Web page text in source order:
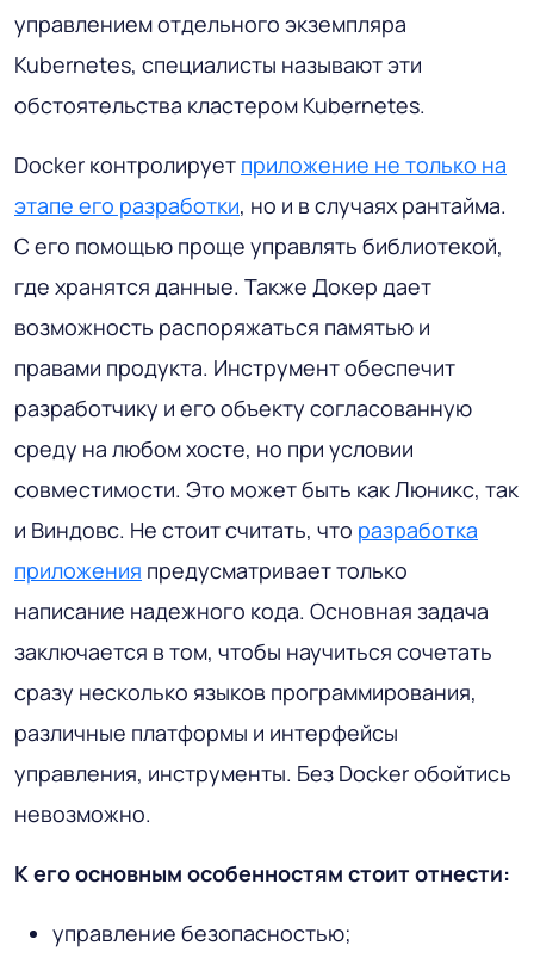
управлением отдельного экземпляра
Kubernetes, специалисты называют эти
обстоятельства кластером Kubernetes.
Docker контролирует приложение не только на
этапе его разработки, но и в случаях рантайма.
С его помощью проще управлять библиотекой,
где хранятся данные. Также Докер дает
возможность распоряжаться памятью и
правами продукта. Инструмент обеспечит
разработчику и его объекту согласованную
среду на любом хосте, но при условии
совместимости. Это может быть как Люникс, так
и Виндовс. Не стоит считать, что разработка
приложения предусматривает только
написание надежного кода. Основная задача
заключается в том, чтобы научиться сочетать
сразу несколько языков программирования,
различные платформы и интерфейсы
управления, инструменты. Без Docker обойтись
невозможно.
К его основным особенностям стоит отнести:
управление безопасностью;